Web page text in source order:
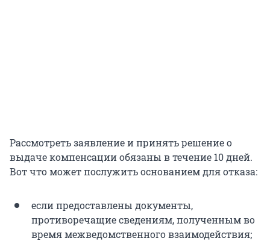
Рассмотреть заявление и принять решение о
выдаче компенсации обязаны в течение 10 дней.
Вот что может послужить основанием для отказа:
если предоставлены документы,
противоречащие сведениям, полученным во
время межведомственного взаимодействия;